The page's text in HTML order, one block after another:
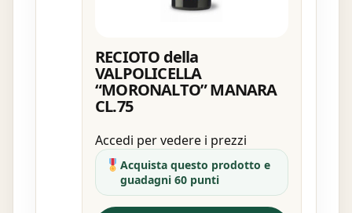
RECIOTO della
VALPOLICELLA
“MORONALTO” MANARA
CL.75
Accedi per vedere i prezzi
Acquista questo prodotto e
guadagni 60 punti